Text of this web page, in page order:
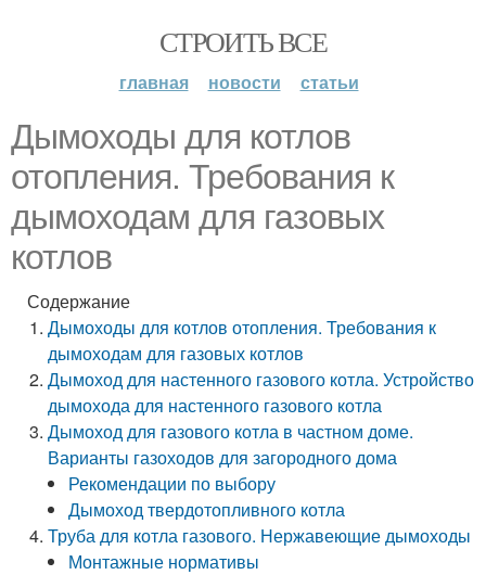
СТРОИТЬ ВСЕ
главная новости статьи
Дымоходы для котлов
отопления. Требования к
дымоходам для газовых
котлов
Содержание
Дымоходы для котлов отопления. Требования к
дымоходам для газовых котлов
Дымоход для настенного газового котла. Устройство
дымохода для настенного газового котла
Дымоход для газового котла в частном доме.
Варианты газоходов для загородного дома
Рекомендации по выбору
Дымоход твердотопливного котла
Труба для котла газового. Нержавеющие дымоходы
Монтажные нормативы